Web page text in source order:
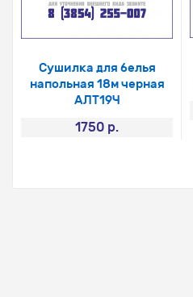
Сушилка для белья
напольная 18м черная
АЛТ19Ч
1750 р.